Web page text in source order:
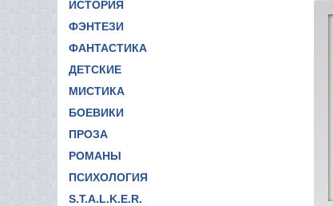
ИСТОРИЯ
ФЭНТЕЗИ
ФАНТАСТИКА
ДЕТСКИЕ
МИСТИКА
БОЕВИКИ
ПРОЗА
РОМАНЫ
ПСИХОЛОГИЯ
S.T.A.L.K.E.R.